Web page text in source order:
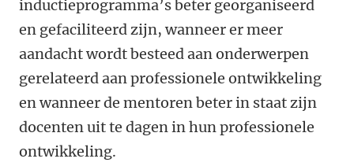
inductieprogramma’s beter georganiseerd
en gefaciliteerd zijn, wanneer er meer
aandacht wordt besteed aan onderwerpen
gerelateerd aan professionele ontwikkeling
en wanneer de mentoren beter in staat zijn
docenten uit te dagen in hun professionele
ontwikkeling.